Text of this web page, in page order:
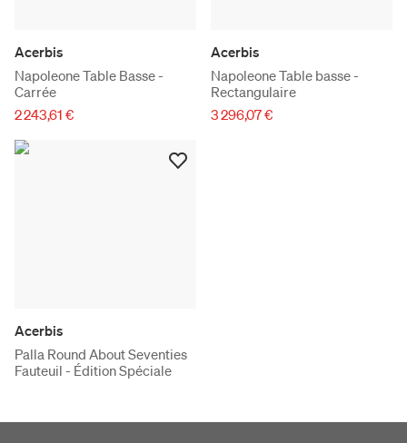
Acerbis
Napoleone Table Basse -
Carrée
2 243,61 €
Acerbis
Napoleone Table basse -
Rectangulaire
3 296,07 €
Acerbis
Palla Round About Seventies
Fauteuil - Édition Spéciale